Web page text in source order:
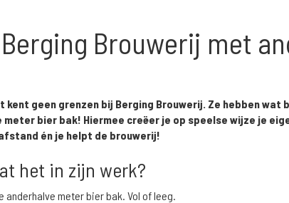
Brouwerij met
geen grenzen bij Berging Brouwerij. Ze hebben wat
meter bier bak! Hiermee creëer je op speelse wijze je
én je helpt de brouwerij!
het in zijn werk?
anderhalve meter bier bak. Vol of leeg.